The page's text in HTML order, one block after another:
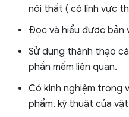
nội thất ( có lĩnh vực
Đọc và hiểu được bản
Sử dụng thành thạo
phần mềm liên quan.
Có kinh nghiệm trong
phẩm, kỹ thuật của